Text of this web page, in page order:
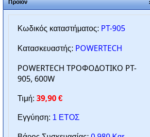
Προϊόν
Κωδικός καταστήματος: PT-905
Κατασκευαστής: POWERTECH
POWERTECH ΤΡΟΦΟΔΟΤΙΚΟ PT-
905, 600W
Τιμή: 39,90 €
Εγγύηση: 1 ΕΤΟΣ